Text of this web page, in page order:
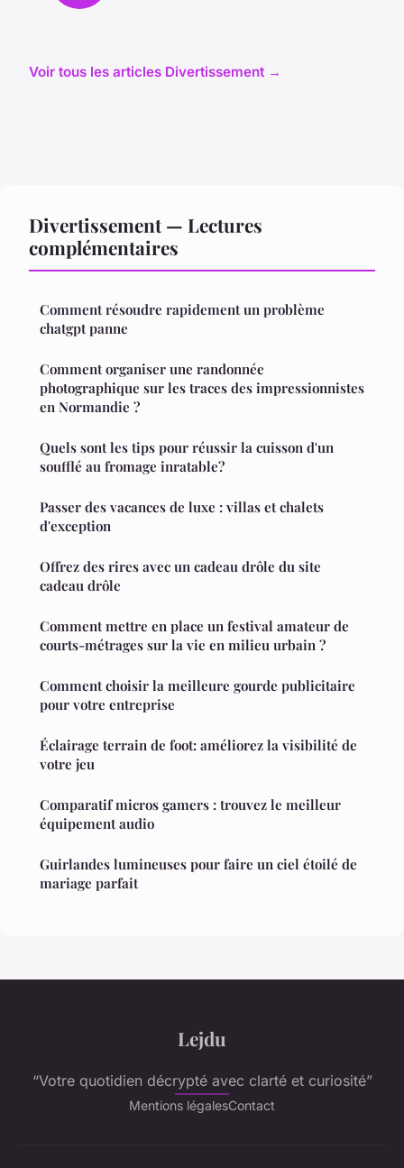
Voir tous les articles Divertissement →
Divertissement — Lectures
complémentaires
Comment résoudre rapidement un problème
chatgpt panne
Comment organiser une randonnée
photographique sur les traces des impressionnistes
en Normandie ?
Quels sont les tips pour réussir la cuisson d'un
soufflé au fromage inratable?
Passer des vacances de luxe : villas et chalets
d'exception
Offrez des rires avec un cadeau drôle du site
cadeau drôle
Comment mettre en place un festival amateur de
courts-métrages sur la vie en milieu urbain ?
Comment choisir la meilleure gourde publicitaire
pour votre entreprise
Éclairage terrain de foot: améliorez la visibilité de
votre jeu
Comparatif micros gamers : trouvez le meilleur
équipement audio
Guirlandes lumineuses pour faire un ciel étoilé de
mariage parfait
Lejdu
“Votre quotidien décrypté avec clarté et curiosité”
Mentions légalesContact